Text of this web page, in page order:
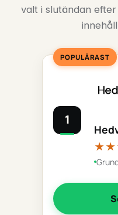
valt i slutändan
POPULÄRAST
1